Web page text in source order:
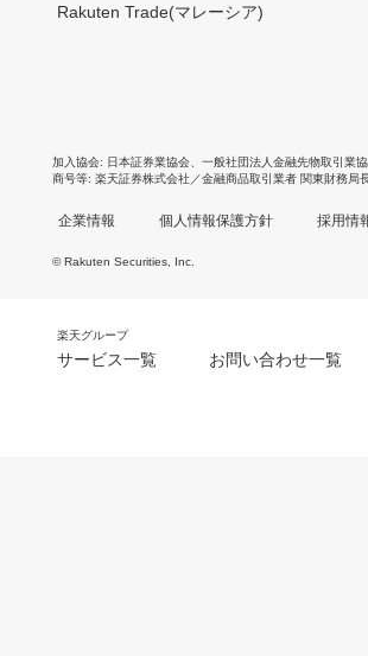
Rakuten Trade(マレーシア)
加入協会 日本証券業協会 一般社団法人金融先物取引業
商号等 楽天証券株式会社／金融商品取引業者 関東財務局
企業情報 個人情報保護方針 採用情
© Rakuten Securities, Inc.
楽天グループ
サービス一覧 お問い合わせ一覧